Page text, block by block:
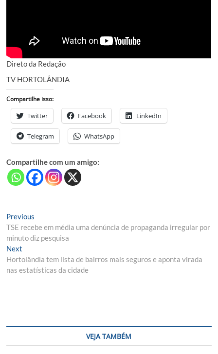
Direto da Redação
TV HORTOLÂNDIA
Compartilhe isso:
Twitter Facebook LinkedIn
Telegram WhatsApp
Compartilhe com um amigo:
Navegação
de
Post
Previous
post:
TSE recebe em média uma denúncia de propaganda irregular por
minuto diz pesquisa
Next
post:
Hortolândia tem lista de bairros mais seguros e aponta virada
nas estatísticas da cidade
VEJA TAMBÉM